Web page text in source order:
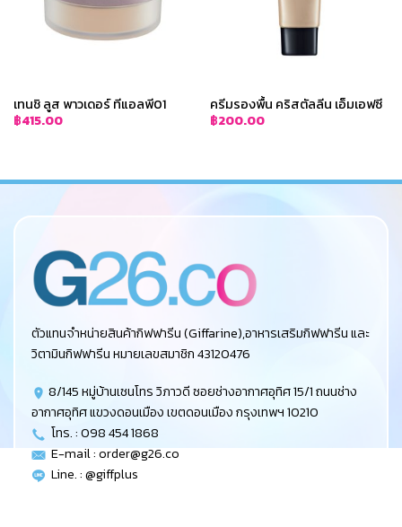
เทนชิ ลูส พาวเดอร์ ทีแอลพี01
฿415.00
ครีมรองพื้น คริสตัลลีน เอ็มเอฟซี
฿200.00
ตัวแทนจำหน่ายสินค้ากิฟฟารีน (Giffarine),อาหารเสริมกิฟฟารีน และ
วิตามินกิฟฟารีน หมายเลขสมาชิก 43120476
8/145 หมู่บ้านเซนโทร วิภาวดี ซอยช่างอากาศอุทิศ 15/1 ถนนช่าง
อากาศอุทิศ แขวงดอนเมือง เขตดอนเมือง กรุงเทพฯ 10210
โทร. : 098 454 1868
E-mail :order@g26.co
Line. : @giffplus